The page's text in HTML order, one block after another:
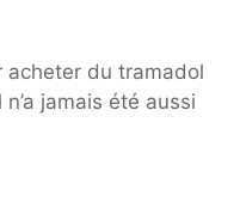
acheter du tramadol
jamais été aussi